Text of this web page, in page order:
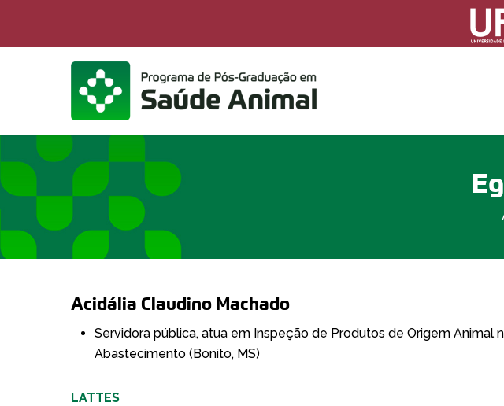
main
Acidália Claudino Machado
Servidora pública, atua em Inspeção de Produtos de Origem
Abastecimento (Bonito, MS)
LATTES